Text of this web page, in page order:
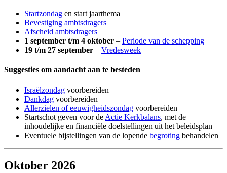
Startzondag en start jaarthema
Bevestiging ambtsdragers
Afscheid ambtsdragers
1 september t/m 4 oktober – Periode van de schepping
19 t/m 27 september – Vredesweek
Suggesties om aandacht aan te besteden
Israëlzondag voorbereiden
Dankdag voorbereiden
Allerzielen of eeuwigheidszondag voorbereiden
Startschot geven voor de Actie Kerkbalans, met de
inhoudelijke en financiële doelstellingen uit het beleidsplan
Eventuele bijstellingen van de lopende begroting behandelen
Oktober 2026